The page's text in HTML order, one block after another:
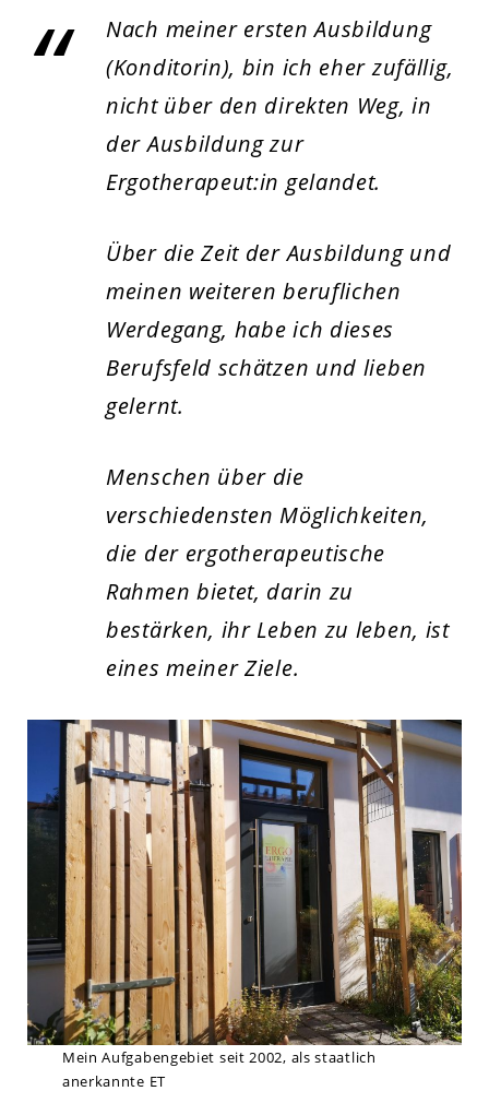
Nach meiner ersten Ausbildung
(Konditorin), bin ich eher zufällig,
nicht über den direkten Weg, in
der Ausbildung zur
Ergotherapeut:in gelandet.
Über die Zeit der Ausbildung und
meinen weiteren beruflichen
Werdegang, habe ich dieses
Berufsfeld schätzen und lieben
gelernt.
Menschen über die
verschiedensten Möglichkeiten,
die der ergotherapeutische
Rahmen bietet, darin zu
bestärken, ihr Leben zu leben, ist
eines meiner Ziele.
Mein Aufgabengebiet seit 2002, als staatlich
anerkannte ET